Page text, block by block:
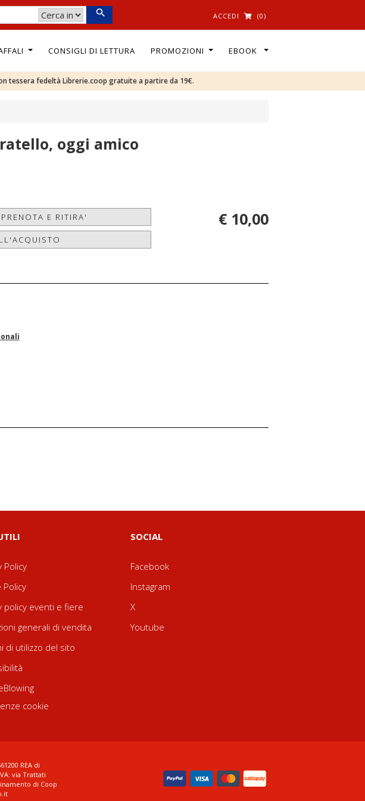
ACCEDI (0)
CONSIGLI DI LETTURA PROMOZIONI EBOOK
tessera fedeltà Librerie.coop gratuite a partire da 19€.
oggi amico
E RITIRA' € 10,00
Policy
Policy
policy eventi e fiere
generali di vendita
di utilizzo del sito
cookie
SOCIAL
Facebook
Instagram
X
Youtube
REA di
via Trattati
di Coop